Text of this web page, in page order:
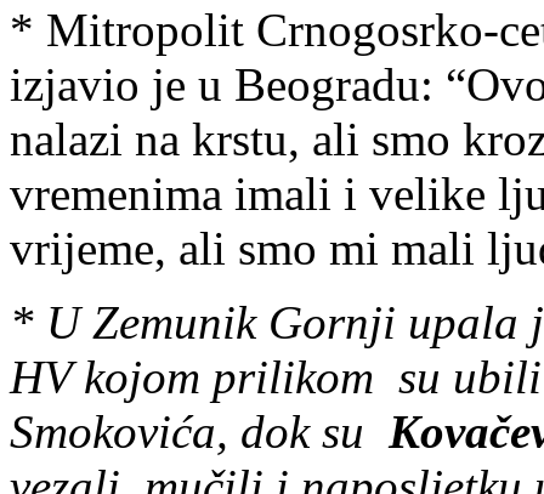
* Mitropolit Crnogosrko-
izjavio je u Beogradu:
nalazi na krstu, ali smo
vremenima imali i velike
vrijeme, ali smo mi mali
* U Zemunik Gornji upala
HV kojom prilikom su
Smokovića, dok su